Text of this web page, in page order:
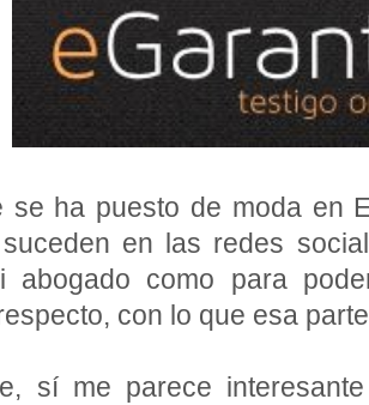
se ha puesto de moda en
en las redes
abogado como para
con lo que esa
sí me parece